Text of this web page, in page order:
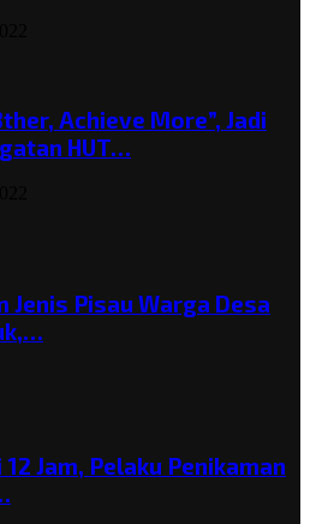
Achieve More”, Jadi
HUT…
Jenis Pisau Warga Desa
Jam, Pelaku Penikaman